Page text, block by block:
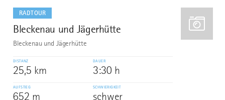
RADTOUR
10
Bleckenau und Jägerhütte
Bleckenau und Jägerhütte
DISTANZ
25,5 km
DAUER
3:30 h
AUFSTIEG
652 m
SCHWIERIGKEIT
schwer
dazu